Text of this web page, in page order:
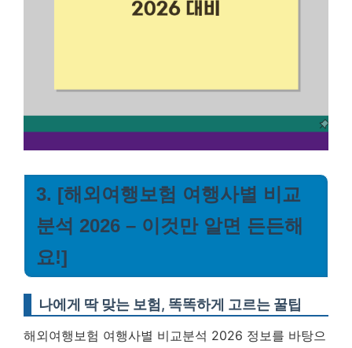
3. [해외여행보험 여행사별 비교
분석 2026 – 이것만 알면 든든해
요!]
나에게 딱 맞는 보험, 똑똑하게 고르는 꿀팁
해외여행보험 여행사별 비교분석 2026 정보를 바탕으